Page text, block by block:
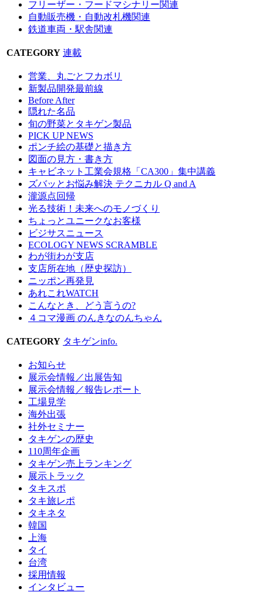
フリーザー・フードマシナリー関連
自動販売機・自動改札機関連
鉄道車両・駅舎関連
CATEGORY 連載
営業、丸ごとフカボリ
新製品開発最前線
Before After
隠れた名品
旬の野菜とタキゲン製品
PICK UP NEWS
ポンチ絵の基礎と描き方
図面の見方・書き方
キャビネット工業会規格「CA300」集中講義
ズバッとお悩み解決 テクニカル Q and A
瀧源点回帰
光る技術！未来へのモノづくり
ちょっとユニークなお客様
ビジサスニュース
ECOLOGY NEWS SCRAMBLE
わが街わが支店
支店所在地（歴史探訪）
ニッポン再発見
あれこれWATCH
こんなとき、どう言うの?
４コマ漫画 のんきなのんちゃん
CATEGORY タキゲンinfo.
お知らせ
展示会情報／出展告知
展示会情報／報告レポート
工場見学
海外出張
社外セミナー
タキゲンの歴史
110周年企画
タキゲン売上ランキング
展示トラック
タキスポ
タキ旅レポ
タキネタ
韓国
上海
タイ
台湾
採用情報
インタビュー